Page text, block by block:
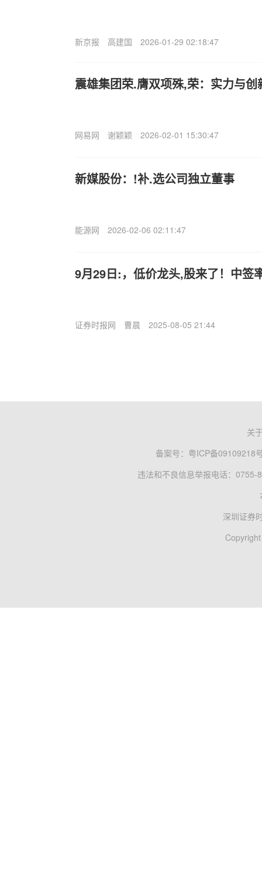
新京报 高建国 2026-01-29 02:18:47
震雄集团荣.膺双项殊,荣：实力与创
网易网 谢颖颖 2026-02-01 15:30:47
新媒股份：!补.选公司独立董事
能源网 2026-02-06 02:11:47
9月29日:，低价龙头,股来了！中签
证券时报网 曹晨 2025-08-05 21:44
关
备案号： 粤ICP备09109218
违法和不良信息举报电话：0755-
深圳证券